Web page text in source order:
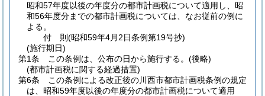
昭和57年度以後の年度分の都市計画税について適用し、昭
和56年度分までの都市計画税については、なお従前の例に
よる。
付 則(昭和59年4月2日条例第19号抄)
(施行期日)
第1条
この条例は、公布の日から施行する。 (後略)
(都市計画税に関する経過措置)
第6条
この条例による改正後の川西市都市計画税条例の規定
は、昭和59年度以後の年度分の都市計画税について適用